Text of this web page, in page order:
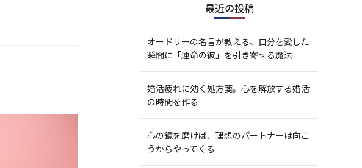
最近の投稿
オードリーの名言が教える、自分を愛した
瞬間に「運命の彼」を引き寄せる魔法
婚活疲れに効く処方箋。心を解放する婚活
の時間を作る
心の鏡を磨けば、理想のパートナーは向こ
うからやってくる